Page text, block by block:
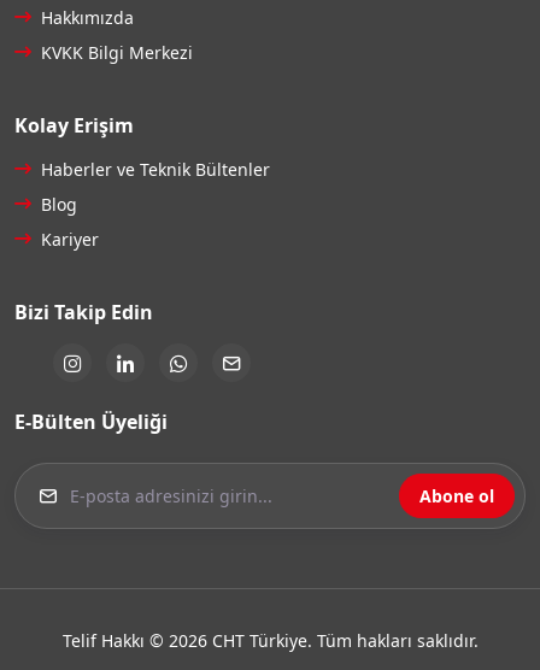
Hakkımızda
KVKK Bilgi Merkezi
Kolay Erişim
Haberler ve Teknik Bültenler
Blog
Kariyer
Bizi Takip Edin
E-Bülten Üyeliği
Abone ol
Telif Hakkı © 2026 CHT Türkiye. Tüm hakları saklıdır.